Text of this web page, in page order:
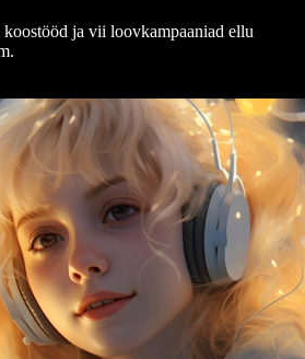
ja vii loovkampaaniad ellu